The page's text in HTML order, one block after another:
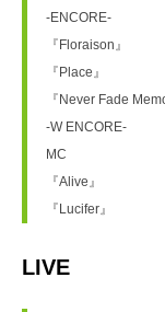
-ENCORE-
『Floraison』
『Place』
『Never Fade
-W ENCORE-
MC
『Alive』
『Lucifer』
LIVE